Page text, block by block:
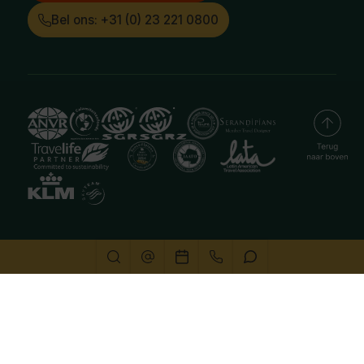
Bel ons: +31 (0) 23 221 0800